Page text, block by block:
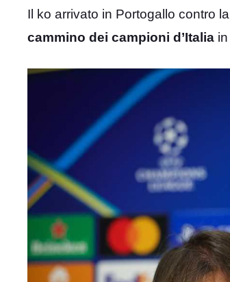
Il ko arrivato in Portogallo contro
cammino dei campioni d’Italia